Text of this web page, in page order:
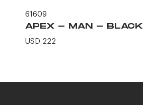
61609
APEX - MAN - BLACK
USD 222